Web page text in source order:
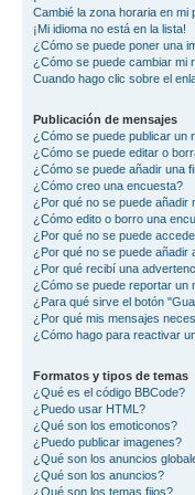
Cambié la zona horaria en mi
¡Mi idioma no está en la lista!
¿Cómo se puede poner una
¿Cómo se puede cambiar mi
Cuando hago clic sobre el
Publicación de mensajes
¿Cómo se puede publicar un
¿Cómo se puede editar o
¿Cómo se puede añadir una
¿Cómo creo una encuesta?
¿Por qué no se puede añadir
¿Cómo edito o borro una
¿Por qué no se puede
¿Por qué no se puede añadir
¿Por qué recibí una
¿Cómo se puede reportar un
¿Para qué sirve el botón
¿Por qué mis mensajes
¿Cómo hago para reactivar
Formatos y tipos de temas
¿Qué es el código BBCode?
¿Puedo usar HTML?
¿Qué son los emoticonos?
¿Puedo publicar imagenes?
¿Qué son los anuncios
¿Qué son los anuncios?
¿Qué son los temas fijos?